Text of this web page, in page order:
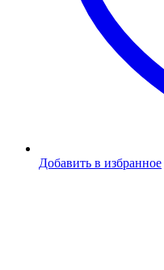
Добавить в избранное